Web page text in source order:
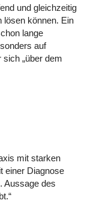
und gleichzeitig
lösen können. Ein
lange
auf
sich „über dem
mit starken
einer Diagnose
Aussage des